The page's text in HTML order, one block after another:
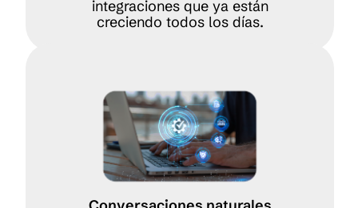
integraciones que ya están
creciendo todos los días.